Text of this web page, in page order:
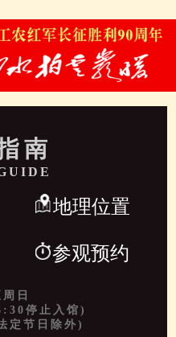
南
地理位置
参观预约
日
停止入馆)
定节日除外)